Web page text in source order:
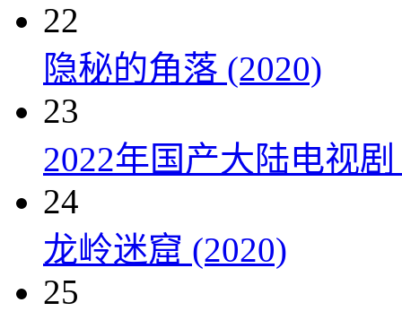
22
隐秘的角落 (2020)
23
2022年国产大陆电视
24
龙岭迷窟 (2020)
25